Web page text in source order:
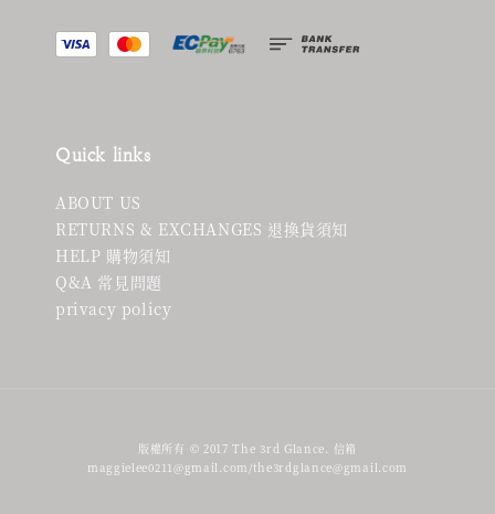
Quick links
ABOUT US
RETURNS & EXCHANGES 退換貨須知
HELP 購物須知
Q&A 常見問題
privacy policy
版權所有 © 2017 The 3rd Glance. 信箱
maggielee0211@gmail.com/the3rdglance@gmail.com